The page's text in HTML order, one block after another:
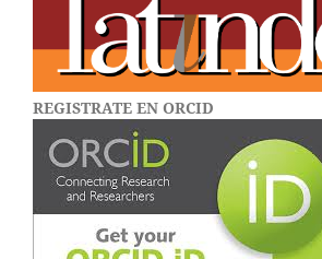
REGISTRATE EN ORCID